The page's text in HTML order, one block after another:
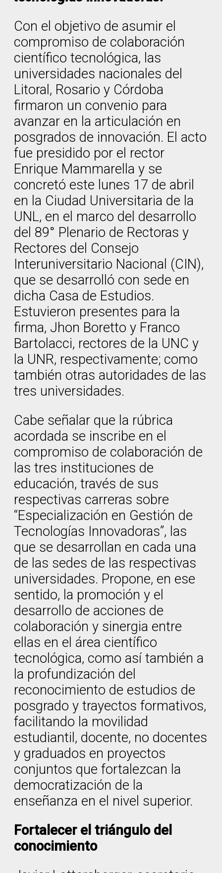
Con el objetivo de asumir el
compromiso de colaboración
científico tecnológica, las
universidades nacionales del
Litoral, Rosario y Córdoba
firmaron un convenio para
avanzar en la articulación en
posgrados de innovación. El acto
fue presidido por el rector
Enrique Mammarella y se
concretó este lunes 17 de abril
en la Ciudad Universitaria de la
UNL, en el marco del desarrollo
del 89° Plenario de Rectoras y
Rectores del Consejo
Interuniversitario Nacional (CIN),
que se desarrolló con sede en
dicha Casa de Estudios.
Estuvieron presentes para la
firma, Jhon Boretto y Franco
Bartolacci, rectores de la UNC y
la UNR, respectivamente; como
también otras autoridades de las
tres universidades.
Cabe señalar que la rúbrica
acordada se inscribe en el
compromiso de colaboración de
las tres instituciones de
educación, través de sus
respectivas carreras sobre
“Especialización en Gestión de
Tecnologías Innovadoras”, las
que se desarrollan en cada una
de las sedes de las respectivas
universidades. Propone, en ese
sentido, la promoción y el
desarrollo de acciones de
colaboración y sinergia entre
ellas en el área científico
tecnológica, como así también a
la profundización del
reconocimiento de estudios de
posgrado y trayectos formativos,
facilitando la movilidad
estudiantil, docente, no docentes
y graduados en proyectos
conjuntos que fortalezcan la
democratización de la
enseñanza en el nivel superior.
Fortalecer el triángulo del
conocimiento